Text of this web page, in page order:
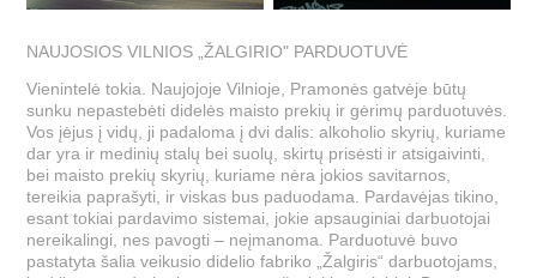
NAUJOSIOS VILNIOS „ŽALGIRIO" PARDUOTUVĖ
Vienintelė tokia. Naujojoje Vilnioje, Pramonės gatvėje būtų
sunku nepastebėti didelės maisto prekių ir gėrimų parduotuvės.
Vos įėjus į vidų, ji padaloma į dvi dalis: alkoholio skyrių, kuriame
dar yra ir medinių stalų bei suolų, skirtų prisėsti ir atsigaivinti,
bei maisto prekių skyrių, kuriame nėra jokios savitarnos,
tereikia paprašyti, ir viskas bus paduodama. Pardavėjas tikino,
esant tokiai pardavimo sistemai, jokie apsauginiai darbuotojai
nereikalingi, nes pavogti – neįmanoma. Parduotuvė buvo
pastatyta šalia veikusio didelio fabriko „Žalgiris“ darbuotojams,